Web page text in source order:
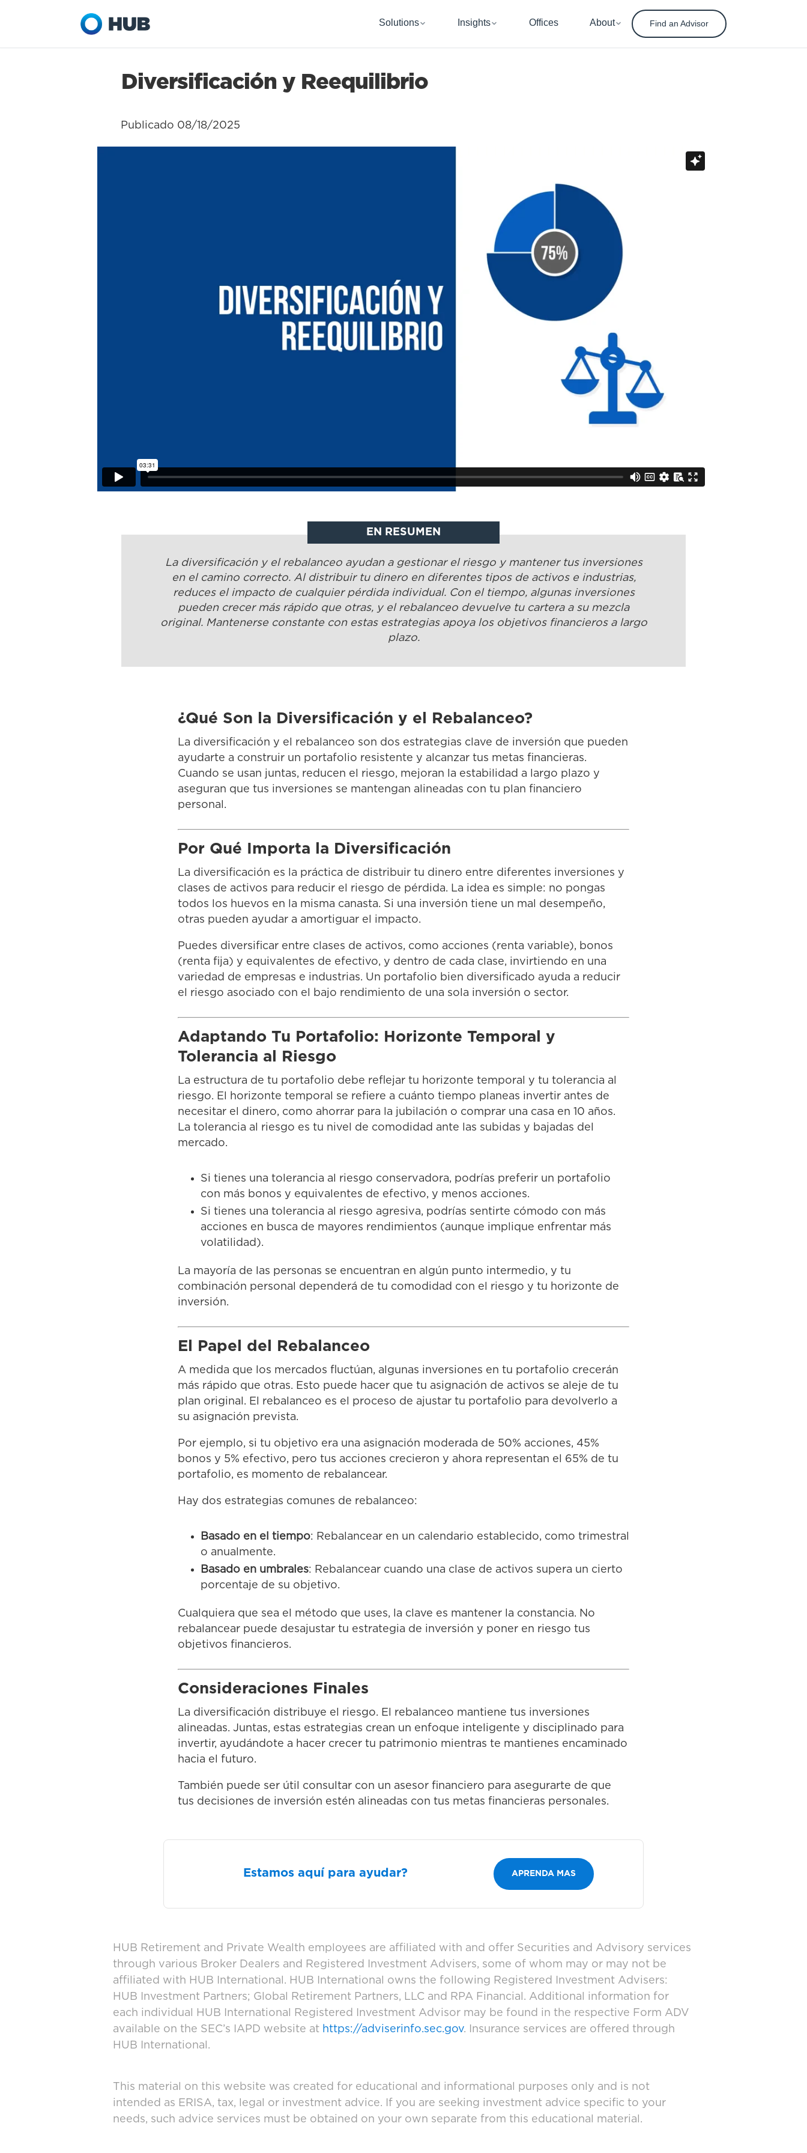
Diversificación y Reequilibrio
Publicado 08/18/2025
EN RESUMEN
La diversificación y el rebalanceo ayudan a gestionar el riesgo y mantener tus inversiones
en el camino correcto. Al distribuir tu dinero en diferentes tipos de activos e industrias,
reduces el impacto de cualquier pérdida individual. Con el tiempo, algunas inversiones
pueden crecer más rápido que otras, y el rebalanceo devuelve tu cartera a su mezcla
original. Mantenerse constante con estas estrategias apoya los objetivos financieros a largo
plazo.
¿Qué Son la Diversificación y el Rebalanceo?
La diversificación y el rebalanceo son dos estrategias clave de inversión que pueden
ayudarte a construir un portafolio resistente y alcanzar tus metas financieras.
Cuando se usan juntas, reducen el riesgo, mejoran la estabilidad a largo plazo y
aseguran que tus inversiones se mantengan alineadas con tu plan financiero
personal.
Por Qué Importa la Diversificación
La diversificación es la práctica de distribuir tu dinero entre diferentes inversiones y
clases de activos para reducir el riesgo de pérdida. La idea es simple: no pongas
todos los huevos en la misma canasta. Si una inversión tiene un mal desempeño,
otras pueden ayudar a amortiguar el impacto.
Puedes diversificar entre clases de activos, como acciones (renta variable), bonos
(renta fija) y equivalentes de efectivo, y dentro de cada clase, invirtiendo en una
variedad de empresas e industrias. Un portafolio bien diversificado ayuda a reducir
el riesgo asociado con el bajo rendimiento de una sola inversión o sector.
Adaptando Tu Portafolio: Horizonte Temporal y
Tolerancia al Riesgo
La estructura de tu portafolio debe reflejar tu horizonte temporal y tu tolerancia al
riesgo. El horizonte temporal se refiere a cuánto tiempo planeas invertir antes de
necesitar el dinero, como ahorrar para la jubilación o comprar una casa en 10 años.
La tolerancia al riesgo es tu nivel de comodidad ante las subidas y bajadas del
mercado.
Si tienes una tolerancia al riesgo conservadora, podrías preferir un portafolio
con más bonos y equivalentes de efectivo, y menos acciones.
Si tienes una tolerancia al riesgo agresiva, podrías sentirte cómodo con más
acciones en busca de mayores rendimientos (aunque implique enfrentar más
volatilidad).
La mayoría de las personas se encuentran en algún punto intermedio, y tu
combinación personal dependerá de tu comodidad con el riesgo y tu horizonte de
inversión.
El Papel del Rebalanceo
A medida que los mercados fluctúan, algunas inversiones en tu portafolio crecerán
más rápido que otras. Esto puede hacer que tu asignación de activos se aleje de tu
plan original. El rebalanceo es el proceso de ajustar tu portafolio para devolverlo a
su asignación prevista.
Por ejemplo, si tu objetivo era una asignación moderada de 50% acciones, 45%
bonos y 5% efectivo, pero tus acciones crecieron y ahora representan el 65% de tu
portafolio, es momento de rebalancear.
Hay dos estrategias comunes de rebalanceo:
Basado en el tiempo: Rebalancear en un calendario establecido, como trimestral
o anualmente.
Basado en umbrales: Rebalancear cuando una clase de activos supera un cierto
porcentaje de su objetivo.
Cualquiera que sea el método que uses, la clave es mantener la constancia. No
rebalancear puede desajustar tu estrategia de inversión y poner en riesgo tus
objetivos financieros.
Consideraciones Finales
La diversificación distribuye el riesgo. El rebalanceo mantiene tus inversiones
alineadas. Juntas, estas estrategias crean un enfoque inteligente y disciplinado para
invertir, ayudándote a hacer crecer tu patrimonio mientras te mantienes encaminado
hacia el futuro.
También puede ser útil consultar con un asesor financiero para asegurarte de que
tus decisiones de inversión estén alineadas con tus metas financieras personales.
Estamos aquí para ayudar? APRENDA MAS
HUB Retirement and Private Wealth employees are affiliated with and offer Securities and Advisory services
through various Broker Dealers and Registered Investment Advisers, some of whom may or may not be
affiliated with HUB International. HUB International owns the following Registered Investment Advisers:
HUB Investment Partners; Global Retirement Partners, LLC and RPA Financial. Additional information for
each individual HUB International Registered Investment Advisor may be found in the respective Form ADV
available on the SEC’s IAPD website at https://adviserinfo.sec.gov. Insurance services are offered through
HUB International.
This material on this website was created for educational and informational purposes only and is not
intended as ERISA, tax, legal or investment advice. If you are seeking investment advice specific to your
needs, such advice services must be obtained on your own separate from this educational material.
Solutions Insights Offices About Find an Advisor